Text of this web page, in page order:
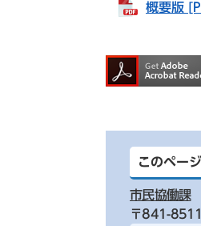
概要版
このペー
市民協働課
〒841-